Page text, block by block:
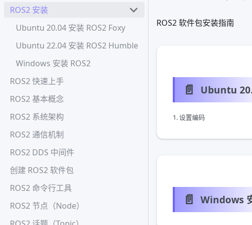
ROS2 安装
Ubuntu 20.04 安装 ROS2 Foxy
Ubuntu 22.04 安装 ROS2 Humble
Windows 安装 ROS2
ROS2 快速上手
ROS2 基本概念
ROS2 系统架构
ROS2 通信机制
ROS2 DDS 中间件
创建 ROS2 软件包
ROS2 命令行工具
ROS2 节点（Node）
ROS2 软件包安装指南
📄️
1. 设置编码
📄️ Windows